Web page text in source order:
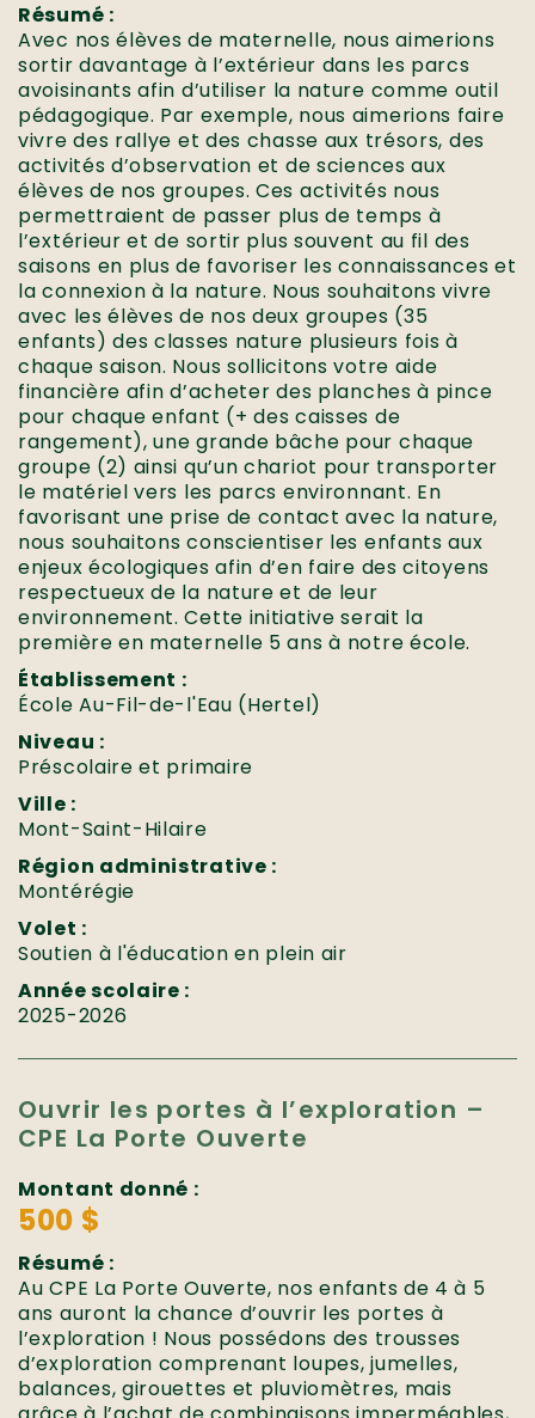
Résumé :
Avec nos élèves de maternelle, nous aimerions
sortir davantage à l’extérieur dans les parcs
avoisinants afin d’utiliser la nature comme outil
pédagogique. Par exemple, nous aimerions faire
vivre des rallye et des chasse aux trésors, des
activités d’observation et de sciences aux
élèves de nos groupes. Ces activités nous
permettraient de passer plus de temps à
l’extérieur et de sortir plus souvent au fil des
saisons en plus de favoriser les connaissances et
la connexion à la nature. Nous souhaitons vivre
avec les élèves de nos deux groupes (35
enfants) des classes nature plusieurs fois à
chaque saison. Nous sollicitons votre aide
financière afin d’acheter des planches à pince
pour chaque enfant (+ des caisses de
rangement), une grande bâche pour chaque
groupe (2) ainsi qu’un chariot pour transporter
le matériel vers les parcs environnant. En
favorisant une prise de contact avec la nature,
nous souhaitons conscientiser les enfants aux
enjeux écologiques afin d’en faire des citoyens
respectueux de la nature et de leur
environnement. Cette initiative serait la
première en maternelle 5 ans à notre école.
Établissement :
École Au-Fil-de-l'Eau (Hertel)
Niveau :
Préscolaire et primaire
Ville :
Mont-Saint-Hilaire
Région administrative :
Montérégie
Volet :
Soutien à l'éducation en plein air
Année scolaire :
2025-2026
Ouvrir les portes à l’exploration –
CPE La Porte Ouverte
Montant donné :
500 $
Résumé :
Au CPE La Porte Ouverte, nos enfants de 4 à 5
ans auront la chance d’ouvrir les portes à
l’exploration ! Nous possédons des trousses
d’exploration comprenant loupes, jumelles,
balances, girouettes et pluviomètres, mais